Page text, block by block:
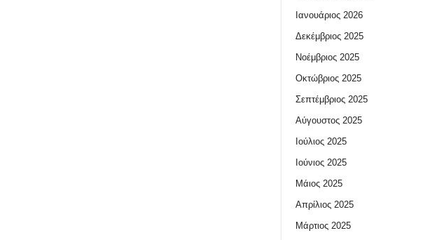
Ιανουάριος 2026
Δεκέμβριος 2025
Νοέμβριος 2025
Οκτώβριος 2025
Σεπτέμβριος 2025
Αύγουστος 2025
Ιούλιος 2025
Ιούνιος 2025
Μάιος 2025
Απρίλιος 2025
Μάρτιος 2025